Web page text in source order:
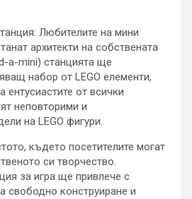
Любителите на мини
архитекти на собствената
a-mini) станцията ще
набор от LEGO елементи,
от всички
неповторими и
на LEGO фигури.
където посетителите могат
си творчество.
за игра ще привлече с
свободно конструиране и